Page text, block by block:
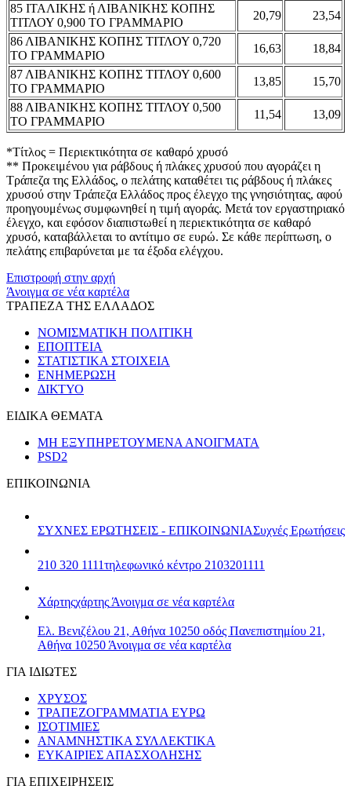
85 ΙΤΑΛΙΚΗΣ ή ΛΙΒΑΝΙΚΗΣ ΚΟΠΗΣ
ΤΙΤΛΟΥ 0,900 ΤΟ ΓΡΑΜΜΑΡΙΟ
20,79
23,54
86 ΛΙΒΑΝΙΚΗΣ ΚΟΠΗΣ ΤΙΤΛΟΥ 0,720
ΤΟ ΓΡΑΜΜΑΡΙΟ
16,63
18,84
87 ΛΙΒΑΝΙΚΗΣ ΚΟΠΗΣ ΤΙΤΛΟΥ 0,600
ΤΟ ΓΡΑΜΜΑΡΙΟ
13,85
15,70
88 ΛΙΒΑΝΙΚΗΣ ΚΟΠΗΣ ΤΙΤΛΟΥ 0,500
ΤΟ ΓΡΑΜΜΑΡΙΟ
11,54 13,09
*Τίτλος = Περιεκτικότητα σε καθαρό χρυσό
** Προκειμένου για ράβδους ή πλάκες χρυσού που αγοράζει η
Τράπεζα της Ελλάδος, ο πελάτης καταθέτει τις ράβδους ή πλάκες
χρυσού στην Τράπεζα Ελλάδος προς έλεγχο της γνησιότητας, αφού
προηγουμένως συμφωνηθεί η τιμή αγοράς. Μετά τον εργαστηριακό
έλεγχο, και εφόσον διαπιστωθεί η περιεκτικότητα σε καθαρό
χρυσό, καταβάλλεται το αντίτιμο σε ευρώ. Σε κάθε περίπτωση, ο
πελάτης επιβαρύνεται με τα έξοδα ελέγχου.
Επιστροφή στην αρχή
Άνοιγμα σε νέα καρτέλα
ΤΡΑΠΕΖΑ ΤΗΣ ΕΛΛΑΔΟΣ
ΝΟΜΙΣΜΑΤΙΚΗ ΠΟΛΙΤΙΚΗ
ΕΠΟΠΤΕΙΑ
ΣΤΑΤΙΣΤΙΚΑ ΣΤΟΙΧΕΙΑ
ΕΝΗΜΕΡΩΣΗ
ΔΙΚΤΥΟ
ΕΙΔΙΚΑ ΘΕΜΑΤΑ
ΜΗ ΕΞΥΠΗΡΕΤΟΥΜΕΝΑ ΑΝΟΙΓΜΑΤΑ
PSD2
ΕΠΙΚΟΙΝΩΝΙΑ
ΣΥΧΝΕΣ ΕΡΩΤΗΣΕΙΣ - ΕΠΙΚΟΙΝΩΝΙΑΣυχνές Ερωτήσεις
210 320 1111τηλεφωνικό κέντρο 2103201111
Χάρτηςχάρτης Άνοιγμα σε νέα καρτέλα
Ελ. Βενιζέλου 21, Αθήνα 10250 οδός Πανεπιστημίου 21,
Αθήνα 10250 Άνοιγμα σε νέα καρτέλα
ΓΙΑ ΙΔΙΩΤΕΣ
ΧΡΥΣΟΣ
ΤΡΑΠΕΖΟΓΡΑΜΜΑΤΙΑ ΕΥΡΩ
ΙΣΟΤΙΜΙΕΣ
ΑΝΑΜΝΗΣΤΙΚΑ ΣΥΛΛΕΚΤΙΚΑ
ΕΥΚΑΙΡΙΕΣ ΑΠΑΣΧΟΛΗΣΗΣ
ΓΙΑ ΕΠΙΧΕΙΡΗΣΕΙΣ